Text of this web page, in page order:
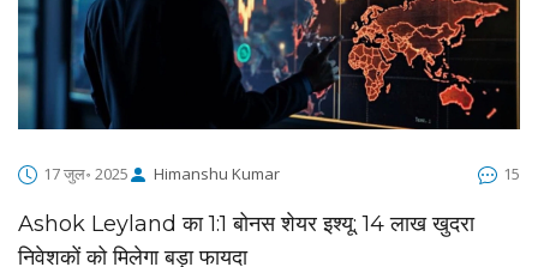
17 जुल॰ 2025 Himanshu Kumar 15
Ashok Leyland का 1:1 बोनस शेयर इश्यू: 14 लाख खुदरा
निवेशकों को मिलेगा बड़ा फायदा